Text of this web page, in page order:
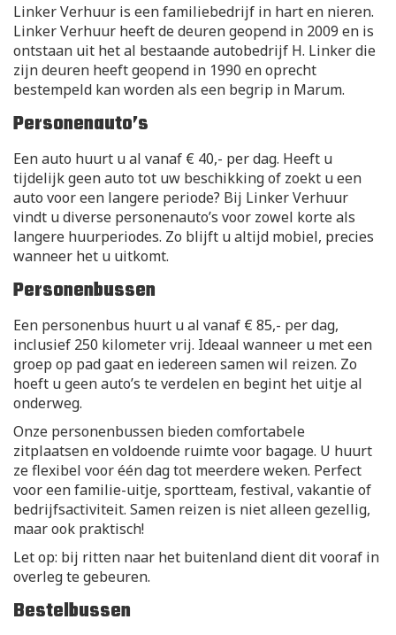
Linker Verhuur is een familiebedrijf in hart en nieren.
Linker Verhuur heeft de deuren geopend in 2009 en is
ontstaan uit het al bestaande autobedrijf H. Linker die
zijn deuren heeft geopend in 1990 en oprecht
bestempeld kan worden als een begrip in Marum.
Personenauto’s
Een auto huurt u al vanaf € 40,- per dag. Heeft u
tijdelijk geen auto tot uw beschikking of zoekt u een
auto voor een langere periode? Bij Linker Verhuur
vindt u diverse personenauto’s voor zowel korte als
langere huurperiodes. Zo blijft u altijd mobiel, precies
wanneer het u uitkomt.
Personenbussen
Een personenbus huurt u al vanaf € 85,- per dag,
inclusief 250 kilometer vrij. Ideaal wanneer u met een
groep op pad gaat en iedereen samen wil reizen. Zo
hoeft u geen auto’s te verdelen en begint het uitje al
onderweg.
Onze personenbussen bieden comfortabele
zitplaatsen en voldoende ruimte voor bagage. U huurt
ze flexibel voor één dag tot meerdere weken. Perfect
voor een familie-uitje, sportteam, festival, vakantie of
bedrijfsactiviteit. Samen reizen is niet alleen gezellig,
maar ook praktisch!
Let op: bij ritten naar het buitenland dient dit vooraf in
overleg te gebeuren.
Bestelbussen